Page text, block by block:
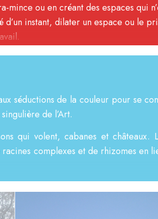
mince ou en créant des espaces qui
instant, dilater un espace ou le
séductions de la couleur pour se
de l’Art.
qui volent, cabanes et châteaux.
complexes et de rhizomes en
Ne dit-on pas d’ailleurs de